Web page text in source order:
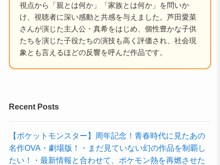
視点から「親とは何か」「家族とは何か」を問いか
け、視聴者に深い感動と共感を与えました。芦田愛菜
さんが演じた主人公・真希をはじめ、個性豊かな子供
たちを演じた子役たちの演技も高く評価され、社会現
象とも言えるほどの反響を呼んだ作品です。
Recent Posts
【ポケットモンスター】周年記念！青春時代に見たあの
名作OVA・劇場版！・まだ見ていない幻の作品を制覇し
たい！・最新情報と合わせて、ポケモン熱を再燃させた